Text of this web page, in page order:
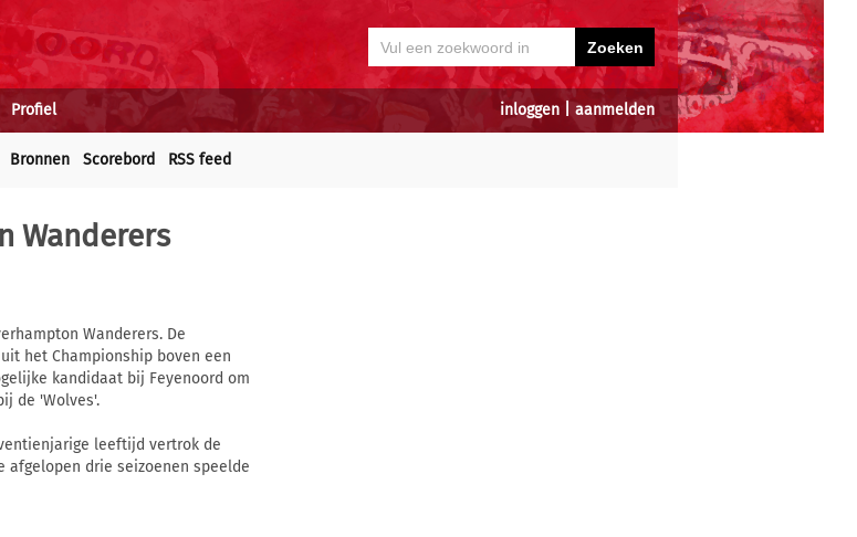
inloggen aanmelden
Profiel
Bronnen Scorebord RSS feed
Wanderers
Wanderers. De
het Championship boven een
kandidaat bij Feyenoord om
de 'Wolves'.
leeftijd vertrok de
afgelopen drie seizoenen speelde